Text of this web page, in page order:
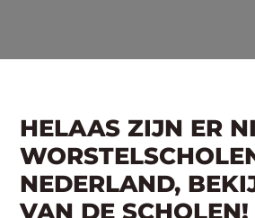
HELAAS ZIJN ER
NEDERLAND,
VAN DE SCHOLEN!